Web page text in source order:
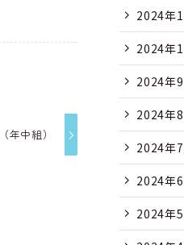
年中組）
2024年
2024年
2024年
2024年
2024年
2024年
2024年